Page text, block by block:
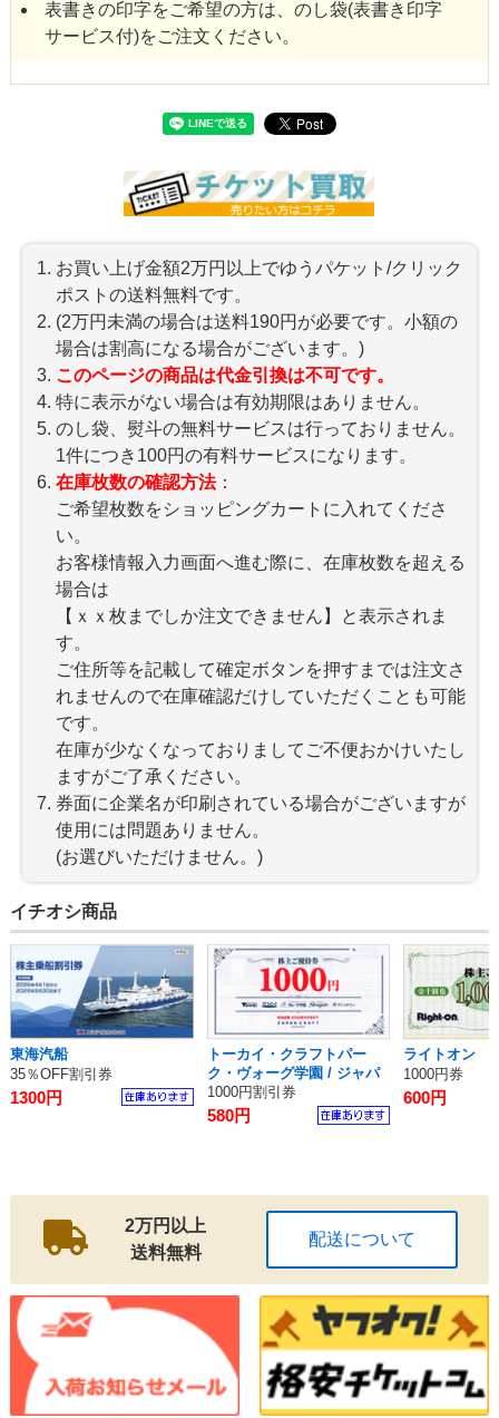
表書きの印字をご希望の方は、のし袋(表書き印字
サービス付)をご注文ください。
お買い上げ金額2万円以上でゆうパケット/クリック
ポストの送料無料です。
(2万円未満の場合は送料190円が必要です。小額の
場合は割高になる場合がございます。)
このページの商品は代金引換は不可です。
特に表示がない場合は有効期限はありません。
のし袋、熨斗の無料サービスは行っておりません。
1件につき100円の有料サービスになります。
在庫枚数の確認方法：
ご希望枚数をショッピングカートに入れてくださ
い。
お客様情報入力画面へ進む際に、在庫枚数を超える
場合は
【ｘｘ枚までしか注文できません】と表示されま
す。
ご住所等を記載して確定ボタンを押すまでは注文さ
れませんので在庫確認だけしていただくことも可能
です。
在庫が少なくなっておりましてご不便おかけいたし
ますがご了承ください。
券面に企業名が印刷されている場合がございますが
使用には問題ありません。
(お選びいただけません。)
イチオシ商品
東海汽船
35％OFF割引券
1300円
トーカイ・クラフトパー
ク・ヴォーグ学園 / ジャパ
ンクラフトホールディング
ス
1000円割引券
580円
ライトオン
1000円券
600円
2万円以上
送料無料
配送について